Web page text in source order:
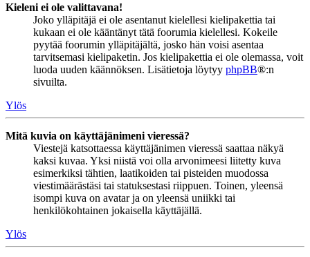
Kieleni ei ole valittavana!
Joko ylläpitäjä ei ole asentanut kielellesi kielipakettia tai
kukaan ei ole kääntänyt tätä foorumia kielellesi. Kokeile
pyytää foorumin ylläpitäjältä, josko hän voisi asentaa
tarvitsemasi kielipaketin. Jos kielipakettia ei ole olemassa, voit
luoda uuden käännöksen. Lisätietoja löytyy phpBB®:n
sivuilta.
Ylös
Mitä kuvia on käyttäjänimeni vieressä?
Viestejä katsottaessa käyttäjänimen vieressä saattaa näkyä
kaksi kuvaa. Yksi niistä voi olla arvonimeesi liitetty kuva
esimerkiksi tähtien, laatikoiden tai pisteiden muodossa
viestimäärästäsi tai statuksestasi riippuen. Toinen, yleensä
isompi kuva on avatar ja on yleensä uniikki tai
henkilökohtainen jokaisella käyttäjällä.
Ylös